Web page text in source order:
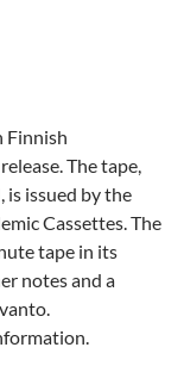
Finnish
The tape,
issued by the
Cassettes. The
tape in its
notes and a